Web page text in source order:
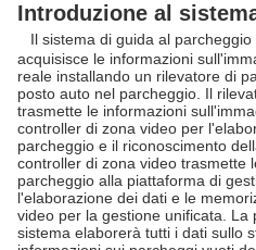
Introduzione al
Il sistema di guida al
acquisisce le informazioni
reale installando un rilevatore di
posto auto nel parcheggio. Il
trasmette le informazioni
controller di zona video per
parcheggio e il riconoscimento
controller di zona video trasmette
parcheggio alla piattaforma di
l'elaborazione dei dati e le
video per la gestione unificata. La
sistema elaborerà tutti i dati sullo